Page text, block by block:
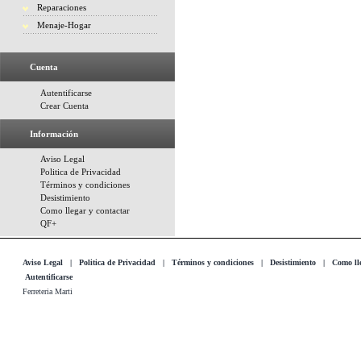
Reparaciones
Menaje-Hogar
Cuenta
Autentificarse
Crear Cuenta
Información
Aviso Legal
Politica de Privacidad
Términos y condiciones
Desistimiento
Como llegar y contactar
QF+
Aviso Legal | Politica de Privacidad | Términos y condiciones | Desistimiento | Como
Autentificarse
Ferreteria Marti